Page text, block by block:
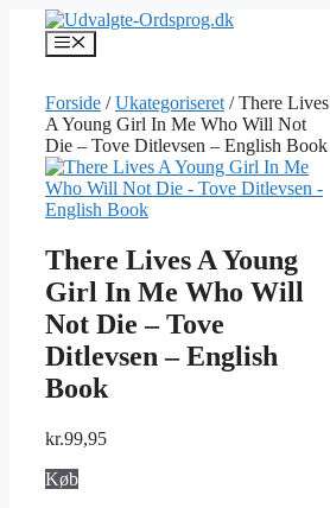
indhold
Menu
Forside /Ukategoriseret / There Lives
A Young Girl In Me Who Will Not
Die – Tove Ditlevsen – English Book
There Lives A Young
Girl In Me Who Will
Not Die – Tove
Ditlevsen – English
Book
kr.99,95
Køb